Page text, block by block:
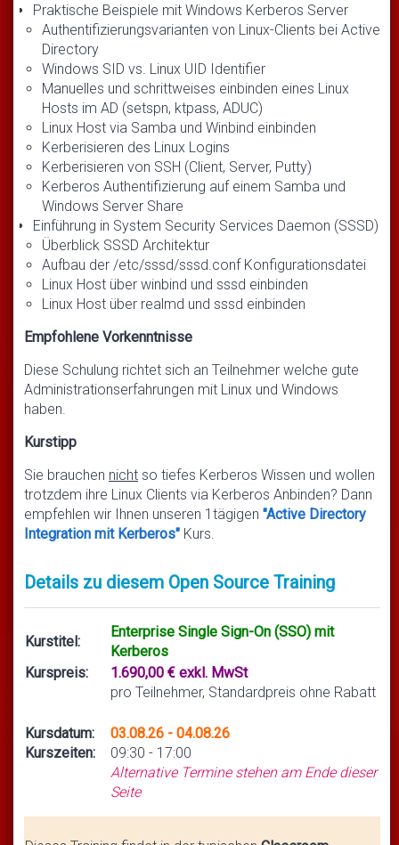
Praktische Beispiele mit Windows Kerberos Server
Authentifizierungsvarianten von Linux-Clients bei Active
Directory
Windows SID vs. Linux UID Identifier
Manuelles und schrittweises einbinden eines Linux
Hosts im AD (setspn, ktpass, ADUC)
Linux Host via Samba und Winbind einbinden
Kerberisieren des Linux Logins
Kerberisieren von SSH (Client, Server, Putty)
Kerberos Authentifizierung auf einem Samba und
Windows Server Share
Einführung in System Security Services Daemon (SSSD)
Überblick SSSD Architektur
Aufbau der /etc/sssd/sssd.conf Konfigurationsdatei
Linux Host über winbind und sssd einbinden
Linux Host über realmd und sssd einbinden
Empfohlene Vorkenntnisse
Diese Schulung richtet sich an Teilnehmer welche gute
Administrationserfahrungen mit Linux und Windows
haben.
Kurstipp
Sie brauchen nicht so tiefes Kerberos Wissen und wollen
trotzdem ihre Linux Clients via Kerberos Anbinden? Dann
empfehlen wir Ihnen unseren 1tägigen "Active Directory
Integration mit Kerberos" Kurs.
Details zu diesem Open Source Training
Kurstitel:
Enterprise Single Sign-On (SSO) mit
Kerberos
Kurspreis:
1.690,00 € exkl. MwSt
pro Teilnehmer, Standardpreis ohne Rabatt
Kursdatum:
Kurszeiten:
03.08.26 - 04.08.26
09:30 - 17:00
Alternative Termine stehen am Ende dieser
Seite